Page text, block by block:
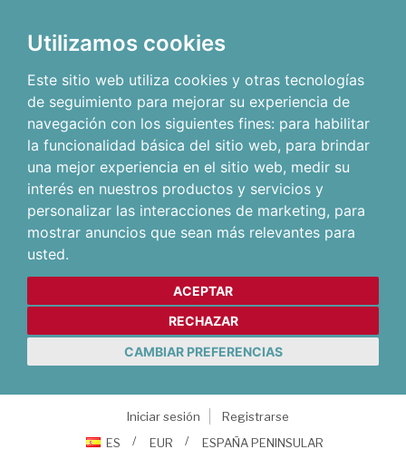
Utilizamos cookies
Este sitio web utiliza cookies y otras tecnologías
de seguimiento para mejorar su experiencia de
navegación con los siguientes fines: para habilitar
la funcionalidad básica del sitio web, para brindar
una mejor experiencia en el sitio web, medir su
interés en nuestros productos y servicios y
personalizar las interacciones de marketing, para
mostrar anuncios que sean más relevantes para
usted.
ACEPTAR
RECHAZAR
CAMBIAR PREFERENCIAS
Iniciar sesión
Registrarse
ES
EUR ESPAÑA PENINSULAR